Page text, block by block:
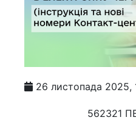
26 листопада 2025,
562321